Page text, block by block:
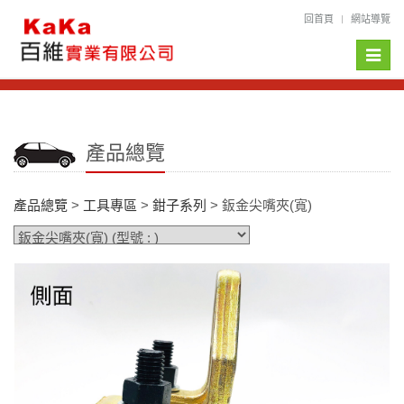
回首頁 網站導覽
Toggle
產品總覽
產品總覽 > 工具專區 > 鉗子系列 > 鈑金尖嘴夾(寬)